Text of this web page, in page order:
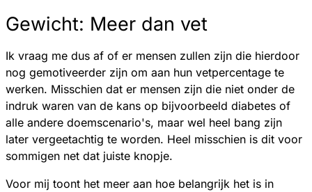
Gewicht: Meer dan vet
Ik vraag me dus af of er mensen zullen zijn die hierdoor
nog gemotiveerder zijn om aan hun vetpercentage te
werken. Misschien dat er mensen zijn die niet onder de
indruk waren van de kans op bijvoorbeeld diabetes of
alle andere doemscenario's, maar wel heel bang zijn
later vergeetachtig te worden. Heel misschien is dit voor
sommigen net dat juiste knopje.
Voor mij toont het meer aan hoe belangrijk het is in